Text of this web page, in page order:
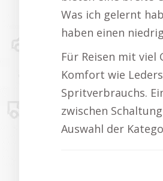
Was ich gelernt
haben einen
Für Reisen mit viel
Komfort wie
Spritverbrauchs.
zwischen
Auswahl der